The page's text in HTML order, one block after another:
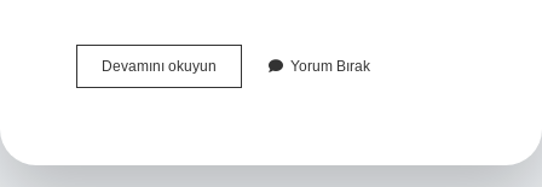
Devamını okuyun Cennette
Ve
Yorum Bırak